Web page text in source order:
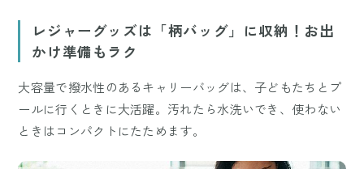
レジャーグッズは「柄バッグ」に収納！お出
かけ準備もラク
大容量で撥水性のあるキャリーバッグは、子どもたちとプ
ールに行くときに大活躍。汚れたら水洗いでき、使わない
ときはコンパクトにたためます。